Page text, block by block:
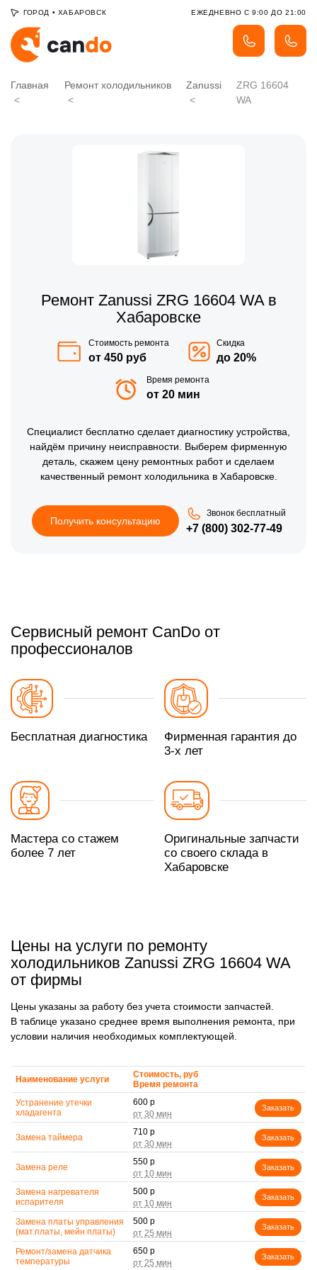
ГОРОД • ХАБАРОВСК ЕЖЕДНЕВНО С 9:00 ДО 21:00
Главная Ремонт холодильников Zanussi
ZRG 16604
WA
Ремонт Zanussi ZRG 16604 WA в
Хабаровске
Стоимость ремонта
от 450 руб
Скидка
до 20%
Время ремонта
от 20 мин
Специалист бесплатно сделает диагностику устройства,
найдём причину неисправности. Выберем фирменную
деталь, скажем цену ремонтных работ и сделаем
качественный ремонт холодильника в Хабаровске.
Получить консультацию
Звонок бесплатный
+7 (800) 302-77-49
Сервисный ремонт CanDo от
профессионалов
Бесплатная диагностика
Фирменная гарантия до
3-х лет
Мастера со стажем
более 7 лет
Оригинальные запчасти
со своего склада в
Хабаровске
Цены на услуги по ремонту
холодильников Zanussi ZRG 16604 WA
от фирмы
Цены указаны за работу без учета стоимости запчастей.
В таблице указано среднее время выполнения ремонта, при
условии наличия необходимых комплектующей.
Наименование услуги
Стоимость, руб
Время ремонта
Устранение утечки
хладагента
600 р
Заказать
Замена таймера
710 р
Заказать
Замена реле
550 р
Заказать
Замена нагревателя
испарителя
500 р
Заказать
Замена платы управления
(мат.платы, мейн платы)
500 р
Заказать
Ремонт/замена датчика
температуры
650 р
Заказать